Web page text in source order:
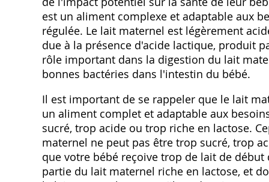
est un aliment complexe et adaptable aux
régulée. Le lait maternel est légèrement
due à la présence d'acide lactique, produit
rôle important dans la digestion du lait
bonnes bactéries dans l'intestin du bébé.
Il est important de se rappeler que le lait
un aliment complet et adaptable aux
sucré, trop acide ou trop riche en lactose.
maternel ne peut pas être trop sucré, trop
que votre bébé reçoive trop de lait de
partie du lait maternel riche en lactose, et